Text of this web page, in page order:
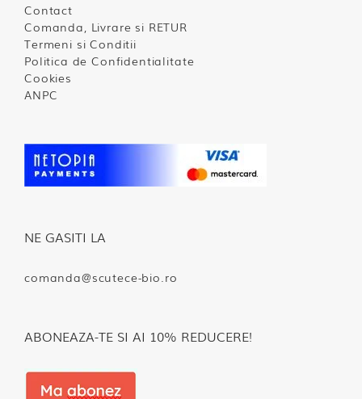
Contact
Comanda, Livrare si RETUR
Termeni si Conditii
Politica de Confidentialitate
Cookies
ANPC
NE GASITI LA
comanda@scutece-bio.ro
ABONEAZA-TE SI AI 10% REDUCERE!